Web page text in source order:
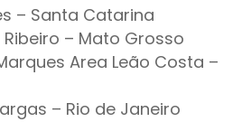
– Santa Catarina
– Mato Grosso
Area Leão Costa –
– Rio de Janeiro